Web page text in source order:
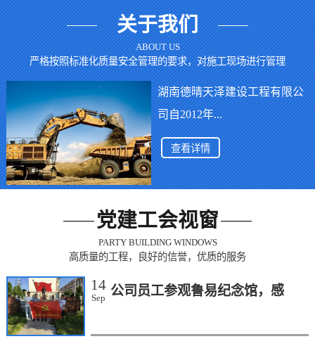
关于我们
ABOUT US
严格按照标准化质量安全管理的要求，对施工现场进行管理
湖南德晴天泽建设工程有限公
司自2012年...
查看详情
党建工会视窗
PARTY BUILDING WINDOWS
高质量的工程，良好的信誉，优质的服务
14
Sep
公司员工参观鲁易纪念馆，感